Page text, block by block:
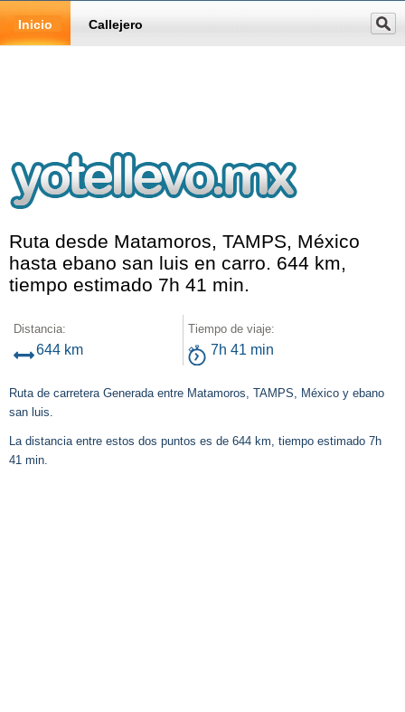
Inicio Callejero
Ruta desde Matamoros, TAMPS, México
hasta ebano san luis en carro. 644 km,
tiempo estimado 7h 41 min.
Distancia:
644 km
Tiempo de viaje:
7h 41 min
Ruta de carretera Generada entre Matamoros, TAMPS, México y ebano
san luis.
La distancia entre estos dos puntos es de 644 km, tiempo estimado 7h
41 min.